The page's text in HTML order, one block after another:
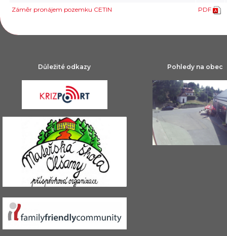
Záměr pronájem pozemku CETIN
PDF
Důležité odkazy Pohledy na obec